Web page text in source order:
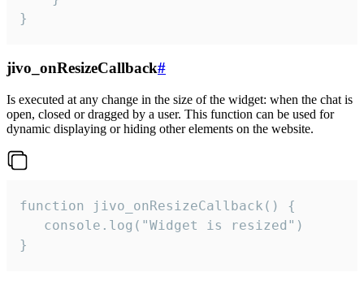
}
jivo_onResizeCallback#
Is executed at any change in the size of the widget: when the chat is
open, closed or dragged by a user. This function can be used for
dynamic displaying or hiding other elements on the website.
function jivo_onResizeCallback() {
   console.log("Widget is resized")
}